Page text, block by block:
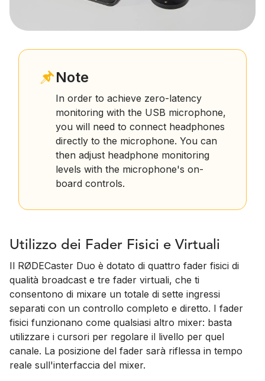
Note
In order to achieve zero-latency
monitoring with the USB microphone,
you will need to connect headphones
directly to the microphone. You can
then adjust headphone monitoring
levels with the microphone's on-
board controls.
Utilizzo dei Fader Fisici e Virtuali
Il RØDECaster Duo è dotato di quattro fader fisici di
qualità broadcast e tre fader virtuali, che ti
consentono di mixare un totale di sette ingressi
separati con un controllo completo e diretto. I fader
fisici funzionano come qualsiasi altro mixer: basta
utilizzare i cursori per regolare il livello per quel
canale. La posizione del fader sarà riflessa in tempo
reale sull'interfaccia del mixer.